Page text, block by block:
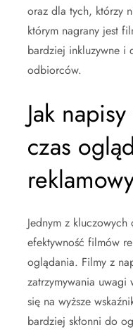
oraz dla tych, którzy
którym nagrany jest
bardziej inkluzywne i
odbiorców.
Jak
czas
Jednym z
efektywność filmów
oglądania. Filmy z
zatrzymywania uwagi
się na wyższe
bardziej skłonni do